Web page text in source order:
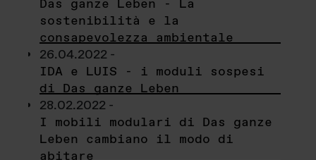
Das ganze Leben - La
sostenibilità e la
consapevolezza ambientale
26.04.2022 -
IDA e LUIS - i moduli sospesi
di Das ganze Leben
28.02.2022 -
I mobili modulari di Das ganze
Leben cambiano il modo di
abitare